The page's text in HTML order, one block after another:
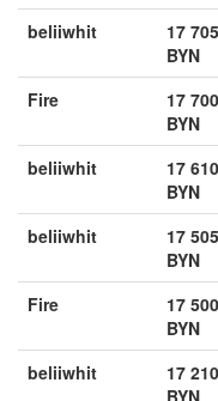
beliiwhit
17
BYN
Fire
17
BYN
beliiwhit
17
BYN
beliiwhit
17
BYN
Fire
17
BYN
beliiwhit
17
BYN